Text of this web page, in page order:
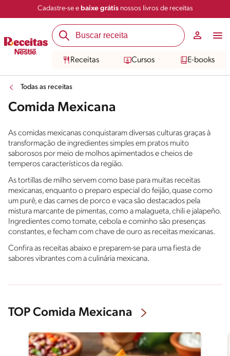
Cadastre-se e baixe grátisnossos livros de receitas
Receitas Cursos E-books
Todas as receitas
Comida Mexicana
As comidas mexicanas conquistaram diversas culturas graças à
transformação de ingredientes simples em pratos muito
saborosos por meio de molhos apimentados e cheios de
temperos característicos da região.
As tortillas de milho servem como base para muitas receitas
mexicanas, enquanto o preparo especial do feijão, quase como
um purê, e das carnes de porco e vaca são destacados pela
mistura marcante de pimentas, como a malagueta, chili e jalapeño.
Ingredientes como tomate, cebola e cominho são presenças
constantes, e fecham com chave de ouro as receitas mexicanas.
Confira as receitas abaixo e preparem-se para uma fiesta de
sabores vibrantes com a culinária mexicana.
TOP Comida Mexicana